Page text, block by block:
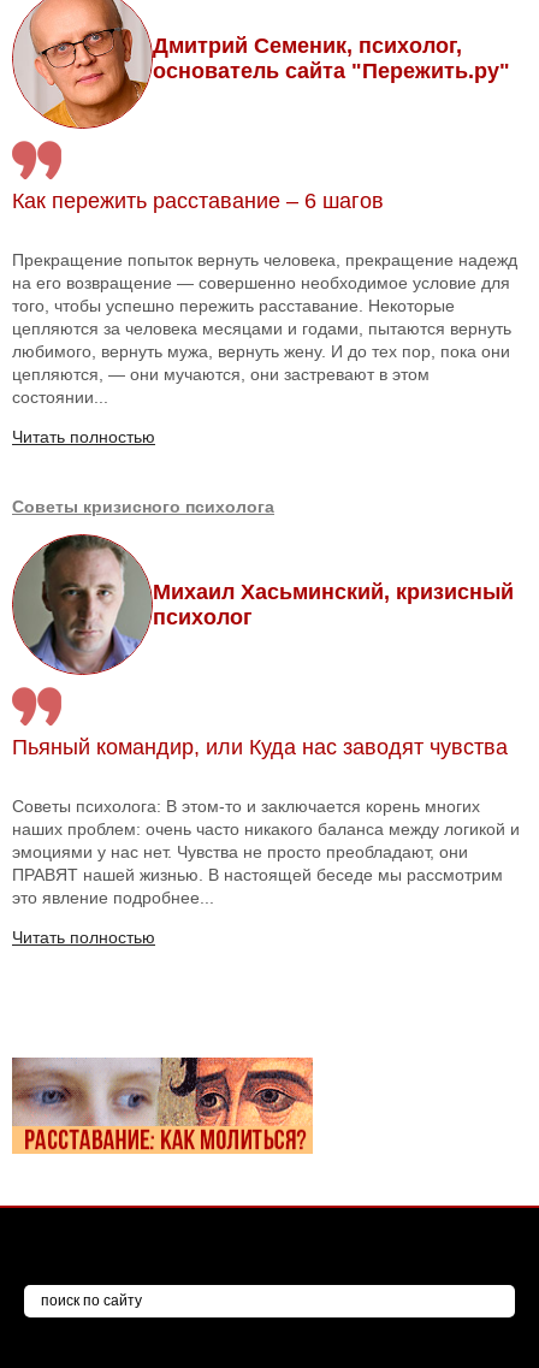
Дмитрий Семеник, психолог,
основатель сайта "Пережить.ру"
Как пережить расставание – 6 шагов
Прекращение попыток вернуть человека, прекращение надежд
на его возвращение — совершенно необходимое условие для
того, чтобы успешно пережить расставание. Некоторые
цепляются за человека месяцами и годами, пытаются вернуть
любимого, вернуть мужа, вернуть жену. И до тех пор, пока они
цепляются, — они мучаются, они застревают в этом
состоянии...
Читать полностью
Советы кризисного психолога
Михаил Хасьминский, кризисный
психолог
Пьяный командир, или Куда нас заводят чувства
Советы психолога: В этом-то и заключается корень многих
наших проблем: очень часто никакого баланса между логикой и
эмоциями у нас нет. Чувства не просто преобладают, они
ПРАВЯТ нашей жизнью. В настоящей беседе мы рассмотрим
это явление подробнее...
Читать полностью